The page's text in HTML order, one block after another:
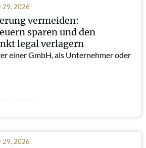
29, 2026
vermeiden:
sparen und den
legal verlagern
einer GmbH, als Unternehmer oder
29, 2026